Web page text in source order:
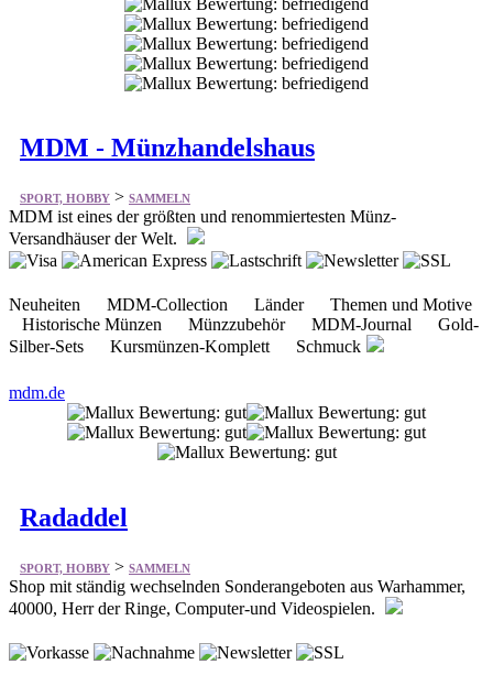
MDM - Münzhandelshaus
SPORT, HOBBY >SAMMELN
MDM ist eines der größten und renommiertesten Münz-
Neuheiten MDM-Collection Länder Themen und Motive
Historische Münzen Münzzubehör MDM-Journal Gold-
mdm.de
SPORT, HOBBY>
Shop mit ständig wechselnden Sonderangeboten aus Warhammer,
Tabletops Trading Cards Bücher & Comics Rollenspiele
Brettspiele Sonderangebote Bonusartikel Deine